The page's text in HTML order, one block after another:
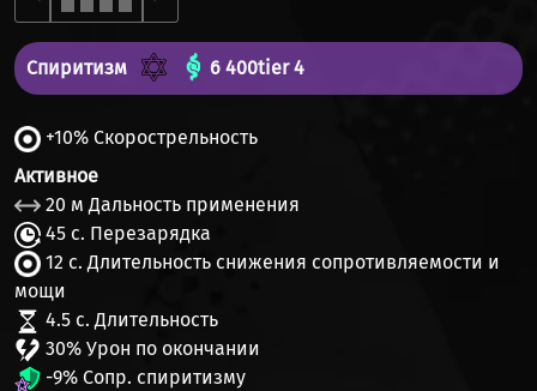
Спиритизм 6 400tier 4
+10% Скорострельность
Активное
20 м Дальность применения
45 с. Перезарядка
12 с. Длительность снижения сопротивляемости и
мощи
4.5 с. Длительность
30% Урон по окончании
-9% Сопр. спиритизму